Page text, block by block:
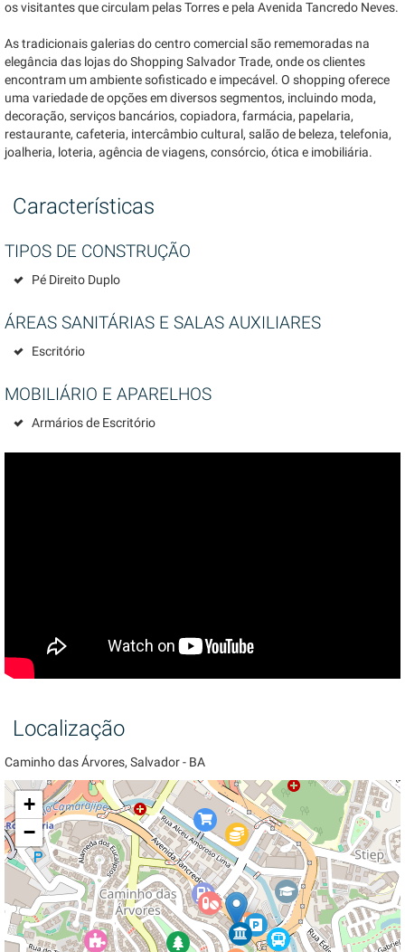
os visitantes que circulam pelas Torres e pela Avenida Tancredo Neves.
As tradicionais galerias do centro comercial são rememoradas na
elegância das lojas do Shopping Salvador Trade, onde os clientes
encontram um ambiente sofisticado e impecável. O shopping oferece
uma variedade de opções em diversos segmentos, incluindo moda,
decoração, serviços bancários, copiadora, farmácia, papelaria,
restaurante, cafeteria, intercâmbio cultural, salão de beleza, telefonia,
joalheria, loteria, agência de viagens, consórcio, ótica e imobiliária.
Características
TIPOS DE CONSTRUÇÃO
Pé Direito Duplo
ÁREAS SANITÁRIAS E SALAS AUXILIARES
Escritório
MOBILIÁRIO E APARELHOS
Armários de Escritório
Localização
Caminho das Árvores, Salvador - BA
+
−